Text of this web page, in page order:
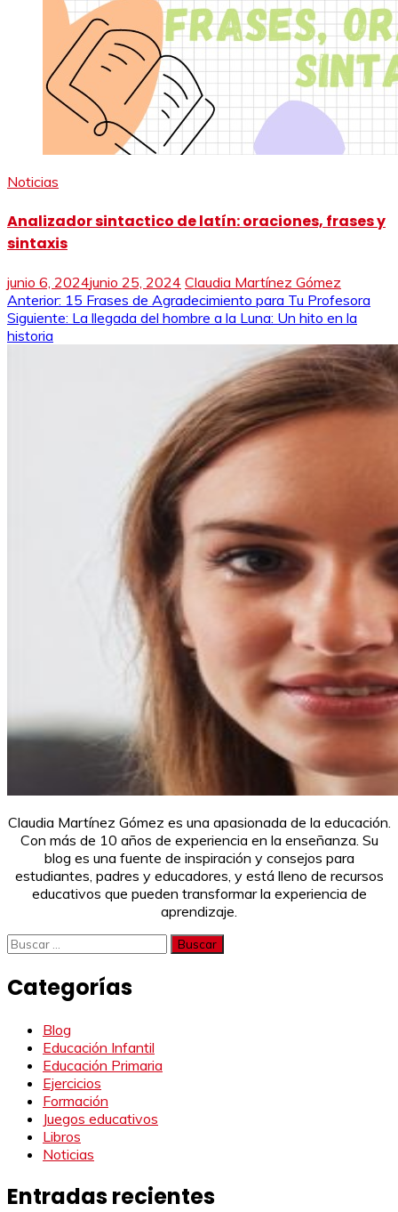
Noticias
Analizador sintactico de latín: oraciones, frases y
sintaxis
junio 6, 2024junio 25, 2024 Claudia Martínez Gómez
Navegación
de
Anterior: 15 Frases de Agradecimiento para Tu Profesora
Siguiente: La llegada del hombre a la Luna: Un hito en la
historia
Claudia Martínez Gómez es una apasionada de la educación.
Con más de 10 años de experiencia en la enseñanza. Su
blog es una fuente de inspiración y consejos para
estudiantes, padres y educadores, y está lleno de recursos
educativos que pueden transformar la experiencia de
aprendizaje.
Buscar:
Categorías
Blog
Educación Infantil
Educación Primaria
Ejercicios
Formación
Juegos educativos
Libros
Noticias
Entradas recientes